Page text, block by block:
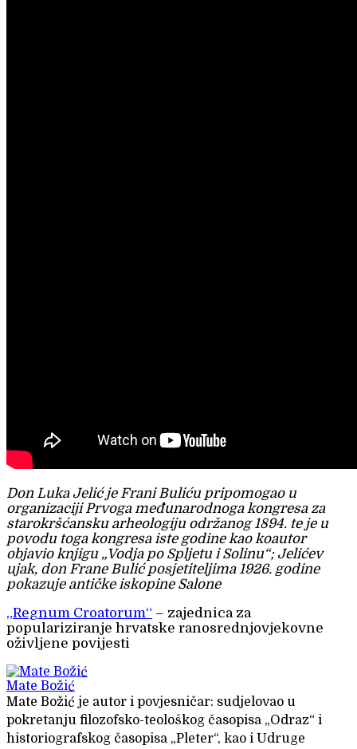
Don Luka Jelić je Frani Buliću pripomogao u
organizaciji Prvoga međunarodnoga kongresa za
starokršćansku arheologiju održanog 1894. te je u
povodu toga kongresa iste godine kao koautor
objavio knjigu „Vodja po Spljetu i Solinu“; Jelićev
ujak, don Frane Bulić posjetiteljima 1926. godine
pokazuje antičke iskopine Salone
„Regnum Croatorum“ – zajednica za
populariziranje hrvatske ranosrednjovjekovne
oživljene povijesti
Mate Božić
Mate Božić je autor i povjesničar: sudjelovao u
pokretanju filozofsko-teološkog časopisa „Odraz“ i
historiografskog časopisa „Pleter“, kao i Udruge